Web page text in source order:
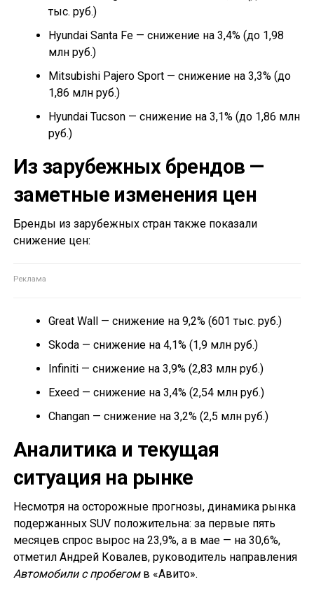
тыс. руб.)
Hyundai Santa Fe — снижение на 3,4% (до 1,98
млн руб.)
Mitsubishi Pajero Sport — снижение на 3,3% (до
1,86 млн руб.)
Hyundai Tucson — снижение на 3,1% (до 1,86 млн
руб.)
Из зарубежных брендов —
заметные изменения цен
Бренды из зарубежных стран также показали
снижение цен:
Great Wall — снижение на 9,2% (601 тыс. руб.)
Skoda — снижение на 4,1% (1,9 млн руб.)
Infiniti — снижение на 3,9% (2,83 млн руб.)
Exeed — снижение на 3,4% (2,54 млн руб.)
Changan — снижение на 3,2% (2,5 млн руб.)
Аналитика и текущая
ситуация на рынке
Несмотря на осторожные прогнозы, динамика рынка
подержанных SUV положительна: за первые пять
месяцев спрос вырос на 23,9%, а в мае — на 30,6%,
отметил Андрей Ковалев, руководитель направления
Автомобили с пробегомв «Авито».